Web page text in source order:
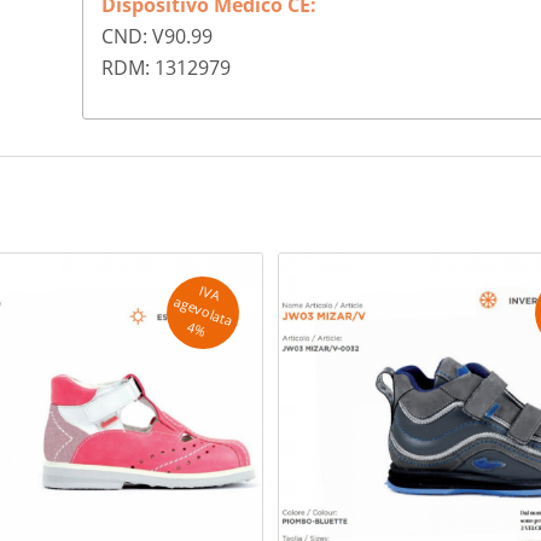
CND: V90.99
RDM: 1312979
IV
A
a
g
e
v
o
la
ta
4
%